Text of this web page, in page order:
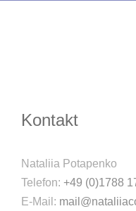
Kontakt
Nataliia Potapenko
Telefon: +49 (0)1788
E-Mail: